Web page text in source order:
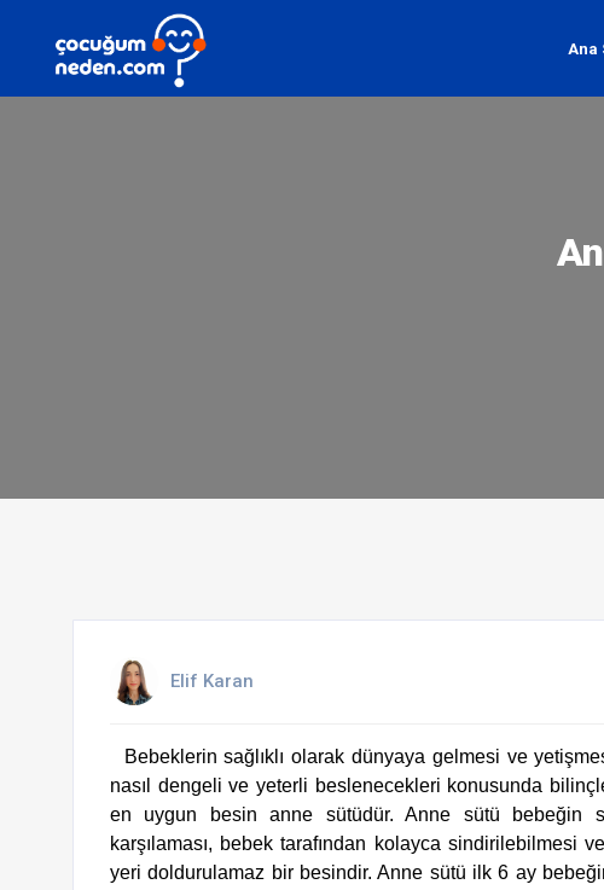
Ana
Elif Karan
Bebeklerin sağlıklı olarak dünyaya gelmesi ve
nasıl dengeli ve yeterli beslenecekleri konusunda
en uygun besin anne sütüdür. Anne sütü bebeğin
karşılaması, bebek tarafından kolayca sindirilebilmesi
yeri doldurulamaz bir besindir. Anne sütü ilk 6 ay